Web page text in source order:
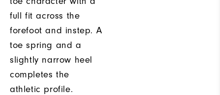
full fit across the
forefoot and instep. A
toe spring and a
slightly narrow heel
completes the
athletic profile.